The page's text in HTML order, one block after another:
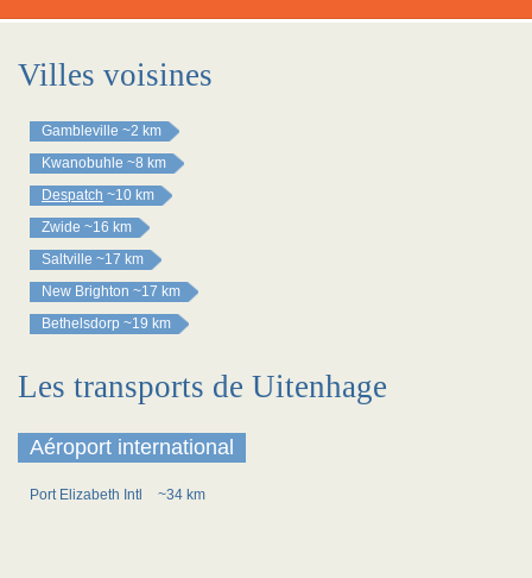
Villes voisines
Gambleville ~2 km
Kwanobuhle ~8 km
Despatch ~10 km
Zwide ~16 km
Saltville ~17 km
New Brighton ~17 km
Bethelsdorp ~19 km
Les transports de Uitenhage
Aéroport international
Port Elizabeth Intl ~34 km